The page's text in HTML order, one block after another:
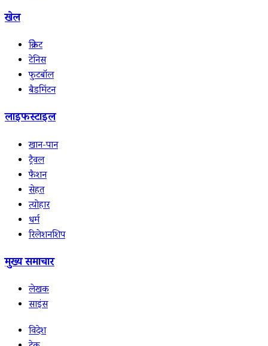
खेल
क्रिकेट
टेनिस
फुटबॉल
बैडमिंटन
लाइफस्टाइल
खान-पान
ट्रैवल
फैशन
सेहत
त्योहार
धर्म
रिलेशनशिप
मुख्य समाचार
लेखक
साइंस
विदेश